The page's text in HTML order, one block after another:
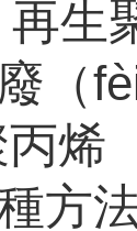
再
（
丙
方